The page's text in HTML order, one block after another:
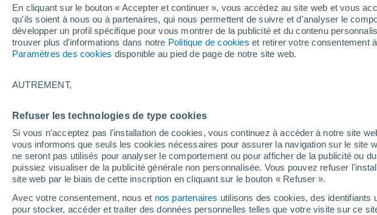
En cliquant sur le bouton « Accepter et continuer », vous accédez au site web et vous
qu'ils soient à nous ou à partenaires, qui nous permettent de suivre et d'analyser le
développer un profil spécifique pour vous montrer de la publicité et du contenu
trouver plus d'informations dans notre Politique de cookies et retirer votre consentement
Paramètres des cookies disponible au pied de page de notre site web.
AUTREMENT,
Refuser les technologies de type cookies
Si vous n'acceptez pas l'installation de cookies, vous continuez à accéder à notre site
vous informons que seuls les cookies nécessaires pour assurer la navigation sur le site
ne seront pas utilisés pour analyser le comportement ou pour afficher de la publicité ou
puissiez visualiser de la publicité générale non personnalisée. Vous pouvez refuser
site web par le biais de cette inscription en cliquant sur le bouton « Refuser ».
Avec votre consentement, nous et nos partenaires utilisons des cookies, des identifiants
pour stocker, accéder et traiter des données personnelles telles que votre visite sur ce
Aujourd´hui, 7 août Toute la journée Symbole
29°
22°
La Virgen